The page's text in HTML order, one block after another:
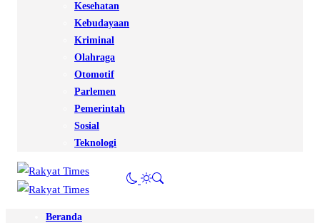
Kesehatan
Kebudayaan
Kriminal
Olahraga
Otomotif
Parlemen
Pemerintah
Sosial
Teknologi
Beranda